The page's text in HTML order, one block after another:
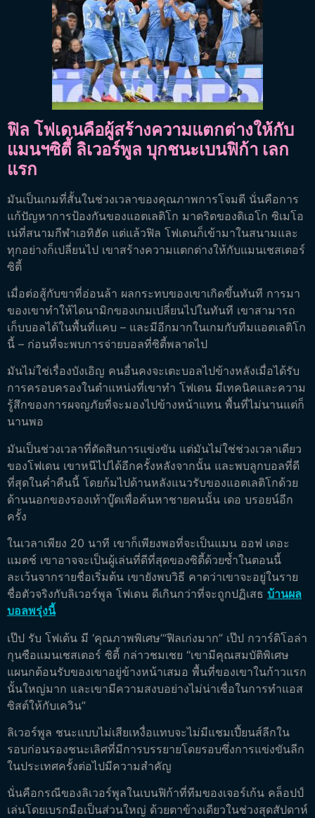
ฟิล โฟเดนคือผู้สร้างความแตกต่างให้กับ
แมนฯซิตี้ ลิเวอร์พูล บุกชนะเบนฟิก้า เลก
แรก
มันเป็นเกมที่สั้นในช่วงเวลาของคุณภาพการโจมตี นั่นคือการ
แก้ปัญหาการป้องกันของแอตเลติโก มาดริดของดิเอโก ซิเมโอ
เน่ที่สนามกีฬาเอทิฮัด แต่แล้วฟิล โฟเดนก็เข้ามาในสนามและ
ทุกอย่างก็เปลี่ยนไป เขาสร้างความแตกต่างให้กับแมนเชสเตอร์
ซิตี้
เมื่อต่อสู้กับขาที่อ่อนล้า ผลกระทบของเขาเกิดขึ้นทันที การมา
ของเขาทำให้ไดนามิกของเกมเปลี่ยนไปในทันที เขาสามารถ
เก็บบอลได้ในพื้นที่แคบ – และมีอีกมากในเกมกับทีมแอตเลติโก
นี้ – ก่อนที่จะพบการจ่ายบอลที่ซิตี้พลาดไป
มันไม่ใช่เรื่องบังเอิญ คนอื่นคงจะเตะบอลไปข้างหลังเมื่อได้รับ
การครอบครองในตำแหน่งที่เขาทำ โฟเดน มีเทคนิคและความ
รู้สึกของการผจญภัยที่จะมองไปข้างหน้าแทน พื้นที่ไม่นานแต่ก็
นานพอ
มันเป็นช่วงเวลาที่ตัดสินการแข่งขัน แต่มันไม่ใช่ช่วงเวลาเดียว
ของโฟเดน เขาหนีไปได้อีกครั้งหลังจากนั้น และพบลูกบอลที่ดี
ที่สุดในค่ำคืนนี้ โดยก้มไปด้านหลังแนวรับของแอตเลติโกด้วย
ด้านนอกของรองเท้าบู๊ตเพื่อค้นหาชายคนนั้น เดอ บรอยน์อีก
ครั้ง
ในเวลาเพียง 20 นาที เขาก็เพียงพอที่จะเป็นแมน ออฟ เดอะ
แมตช์ เขาอาจจะเป็นผู้เล่นที่ดีที่สุดของซิตี้ด้วยซ้ำในตอนนี้
ละเว้นจากรายชื่อเริ่มต้น เขายังพบวิธี คาดว่าเขาจะอยู่ในราย
ชื่อตัวจริงกับลิเวอร์พูล โฟเดน ดีเกินกว่าที่จะถูกปฏิเสธ บ้านผล
บอลพรุ่งนี้
เป๊ป รับ โฟเด้น มี ‘คุณภาพพิเศษ’“ฟิลเก่งมาก” เป๊ป กวาร์ดิโอล่า
กุนซือแมนเชสเตอร์ ซิตี้ กล่าวชมเชย “เขามีคุณสมบัติพิเศษ
แผนกต้อนรับของเขาอยู่ข้างหน้าเสมอ พื้นที่ของเขาในก้าวแรก
นั้นใหญ่มาก และเขามีความสงบอย่างไม่น่าเชื่อในการทำแอส
ซิสต์ให้กับเควิน”
ลิเวอร์พูล ชนะแบบไม่เสียเหงื่อแทบจะไม่มีแชมเปี้ยนส์ลีกใน
รอบก่อนรองชนะเลิศที่มีการบรรยายโดยรอบซึ่งการแข่งขันลีก
ในประเทศครั้งต่อไปมีความสำคัญ
นั่นคือกรณีของลิเวอร์พูลในเบนฟิก้าที่ทีมของเจอร์เก้น คล็อปป์
เล่นโดยเบรกมือเป็นส่วนใหญ่ ด้วยตาข้างเดียวในช่วงสุดสัปดาห์